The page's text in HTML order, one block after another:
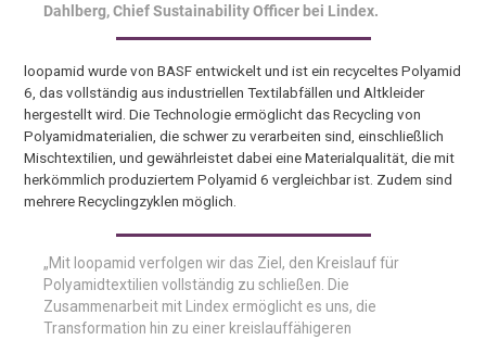
Dahlberg, Chief Sustainability Officer bei Lindex.
loopamid wurde von BASF entwickelt und ist ein recyceltes Polyamid
6, das vollständig aus industriellen Textilabfällen und Altkleider
hergestellt wird. Die Technologie ermöglicht das Recycling von
Polyamidmaterialien, die schwer zu verarbeiten sind, einschließlich
Mischtextilien, und gewährleistet dabei eine Materialqualität, die mit
herkömmlich produziertem Polyamid 6 vergleichbar ist. Zudem sind
mehrere Recyclingzyklen möglich.
„Mit loopamid verfolgen wir das Ziel, den Kreislauf für
Polyamidtextilien vollständig zu schließen. Die
Zusammenarbeit mit Lindex ermöglicht es uns, die
Transformation hin zu einer kreislauffähigeren